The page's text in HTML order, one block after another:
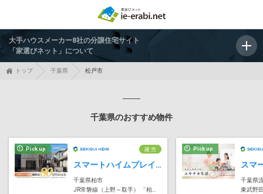
大手ハウスメーカー8社の分譲住宅サイト
「家選びネット」について
トップ 千葉県 松戸市
千葉県のおすすめ物件
Pick up 建 売
スマートハイムプレイス柏市明原
千葉県柏市
JR常磐線（上野～取手） 「柏」駅
Pick up
千葉県
東武野